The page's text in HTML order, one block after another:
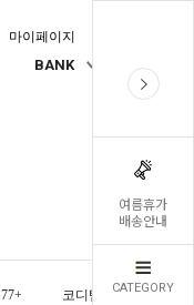
여름휴가
배송안내
CATEGORY
마이페이지
BANK
77+ 코디템 오늘발송